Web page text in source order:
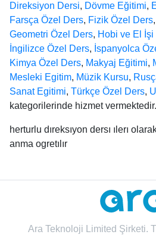
Direksiyon Dersi, Dövme Eğitimi,
Farsça Özel Ders, Fizik Özel Ders,
Geometri Özel Ders, Hobi ve El İşi
İngilizce Özel Ders, İspanyolca
Kimya Özel Ders, Makyaj Eğitimi,
Mesleki Egitim, Müzik Kursu,
Sanat Egitimi, Türkçe Özel Ders,
kategorilerinde hizmet vermektedir.
herturlu dıreksıyon dersı ılerı
anma ogretılır
Ara Teknoloji Limited Şirketi.